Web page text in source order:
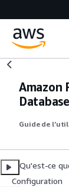
Amazon
Guide de
Qu'est-ce
Configuration